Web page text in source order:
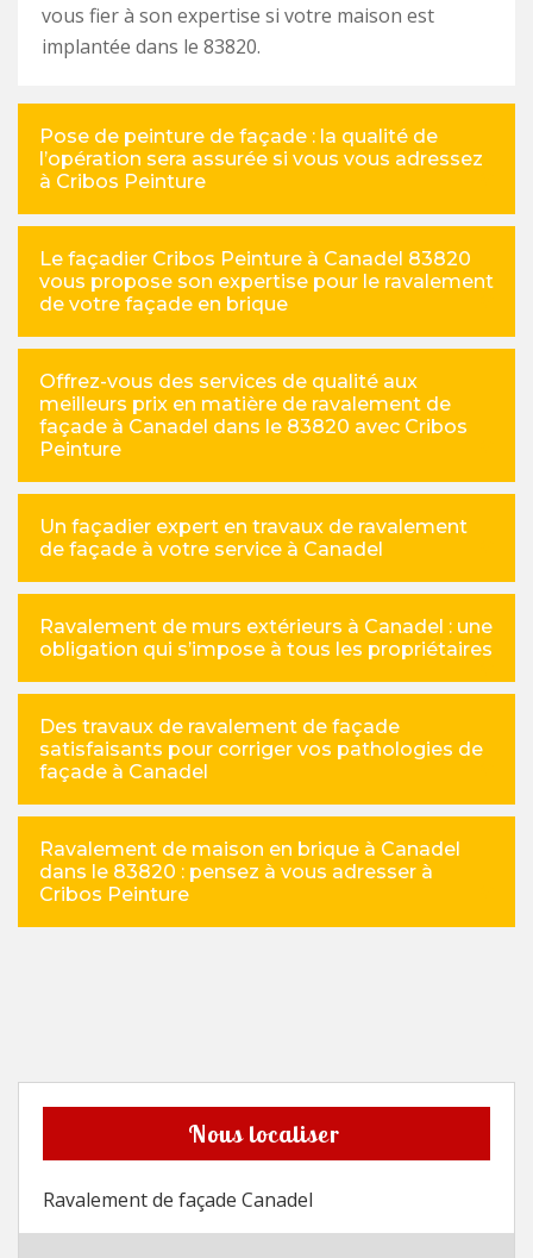
vous fier à son expertise si votre maison est
implantée dans le 83820.
Pose de peinture de façade : la qualité de
l’opération sera assurée si vous vous adressez
à Cribos Peinture
Le façadier Cribos Peinture à Canadel 83820
vous propose son expertise pour le ravalement
de votre façade en brique
Offrez-vous des services de qualité aux
meilleurs prix en matière de ravalement de
façade à Canadel dans le 83820 avec Cribos
Peinture
Un façadier expert en travaux de ravalement
de façade à votre service à Canadel
Ravalement de murs extérieurs à Canadel : une
obligation qui s’impose à tous les propriétaires
Des travaux de ravalement de façade
satisfaisants pour corriger vos pathologies de
façade à Canadel
Ravalement de maison en brique à Canadel
dans le 83820 : pensez à vous adresser à
Cribos Peinture
Nous localiser
Ravalement de façade Canadel